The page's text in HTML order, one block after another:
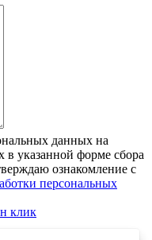
данных на
в указанной форме сбора
ознакомление с
персональных
клик